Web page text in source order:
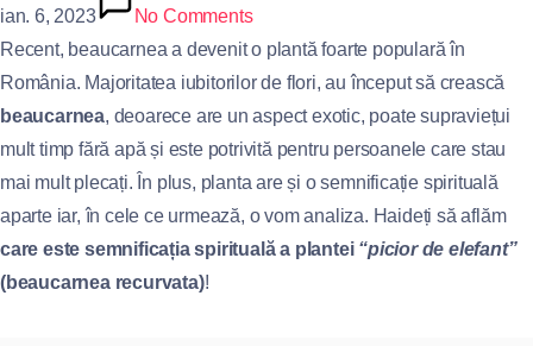
ian. 6, 2023
No Comments
Recent, beaucarnea a devenit o plantă foarte populară în
România. Majoritatea iubitorilor de flori, au început să crească
beaucarnea, deoarece are un aspect exotic, poate supraviețui
mult timp fără apă și este potrivită pentru persoanele care stau
mai mult plecați. În plus, planta are și o semnificație spirituală
aparte iar, în cele ce urmează, o vom analiza. Haideți să aflăm
care este semnificația spirituală a plantei “picior de elefant”
(beaucarnea recurvata)!